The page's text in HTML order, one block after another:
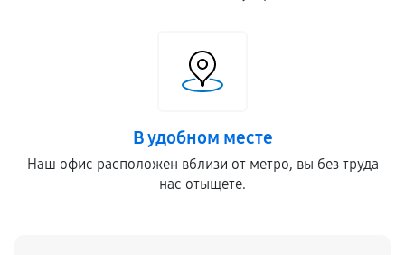
В удобном месте
Наш офис расположен вблизи от метро, вы без труда
нас отыщете.